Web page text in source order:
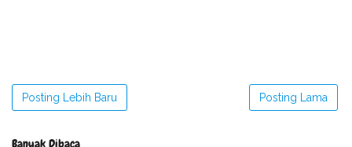
Posting Lebih Baru Posting Lama